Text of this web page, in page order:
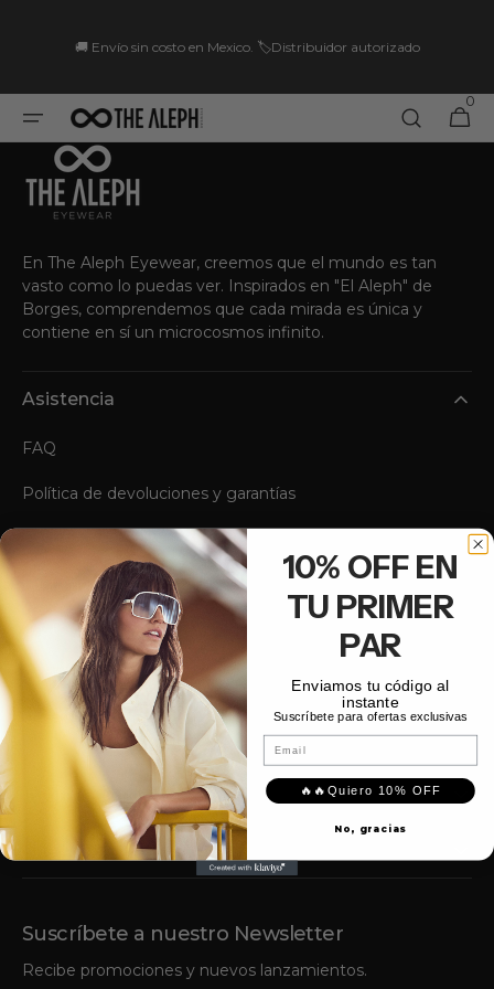
al contenido🚚 Envío sin costo en Mexico. 🏷️Distribuidor autorizado
Carrito
0
artículos
En The Aleph Eyewear, creemos que el mundo es tan
vasto como lo puedas ver. Inspirados en "El Aleph" de
Borges, comprendemos que cada mirada es única y
contiene en sí un microcosmos infinito.
Asistencia
FAQ
Política de devoluciones y garantías
Rastrea tu pedido
Facturación
Gastos y tiempos de envío
Contáctanos
Reseñas
Información legal
The Aleph
Suscríbete a nuestro Newsletter
Recibe promociones y nuevos lanzamientos.
10% OFF EN
TU PRIMER
PAR
Enviamos tu código al
instante
Suscríbete para ofertas exclusivas
Email
🔥🔥Quiero 10% OFF
No, gracias